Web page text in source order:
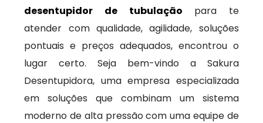
desentupidor de tubulação para te
atender com qualidade, agilidade, soluções
pontuais e preços adequados, encontrou o
lugar certo. Seja bem-vindo a Sakura
Desentupidora, uma empresa especializada
em soluções que combinam um sistema
moderno de alta pressão com uma equipe de